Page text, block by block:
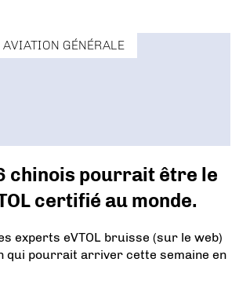
AVIATION GÉNÉRALE
chinois pourrait être le
certifié au monde.
experts eVTOL bruisse (sur le web)
qui pourrait arriver cette semaine en